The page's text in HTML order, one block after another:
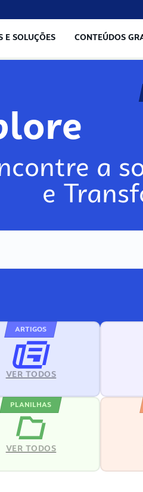
E SOLUÇÕES CONTEÚDOS
a
e
ARTIGOS
VER TODOS
PLANILHAS
VER TODOS